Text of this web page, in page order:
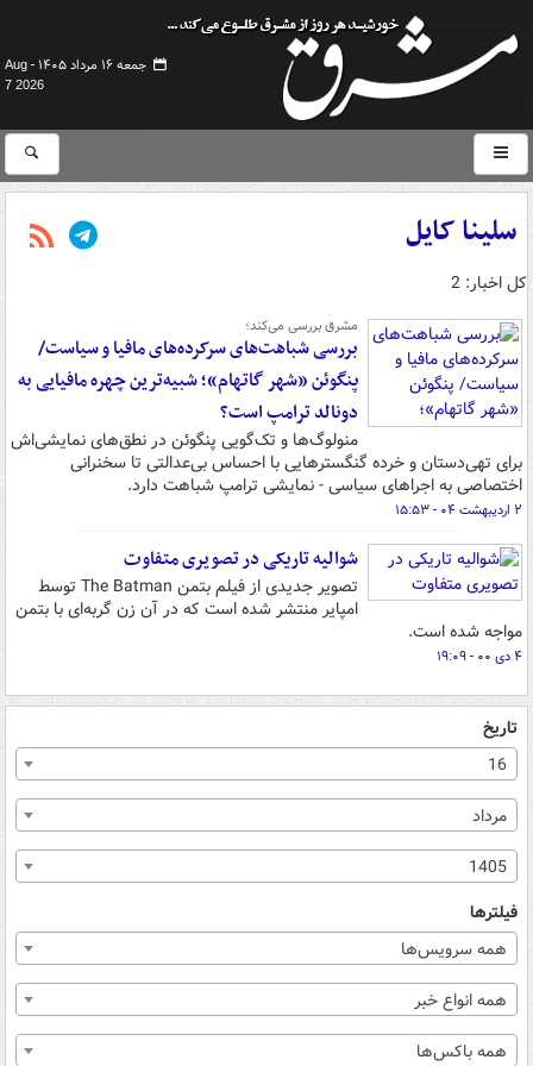
جمعه ۱۶ مرداد ۱۴۰۵ -
Aug
7 2026
سلینا کایل
کل اخبار: 2
مشرق بررسی می‌کند؛
بررسی شباهت‌های سرکرده‌های مافیا و سیاست/
پنگوئن «شهر گاتهام»؛ شبیه‌ترین چهره مافیایی به
دونالد ترامپ است؟
منولوگ‌ها و تک‌گویی‌ پنگوئن در نطق‌های نمایشی‌اش
برای تهی‌دستان و خرده گنگسترهایی با احساس بی‌عدالتی تا سخنرانی‌
اختصاصی به اجراهای سیاسی - نمایشی ترامپ شباهت دارد.
۲ اردیبهشت ۰۴ - ۱۵:۵۳
شوالیه تاریکی در تصویری متفاوت
تصویر جدیدی از فیلم بتمن The Batman توسط
امپایر منتشر شده است که در آن زن گربه‌ای با بتمن
مواجه شده است.
۴ دی ۰۰ - ۱۹:۰۹
تاریخ
16
مرداد
1405
فیلترها
همه سرویس‌ها
همه انواع خبر
همه باکس‌ها